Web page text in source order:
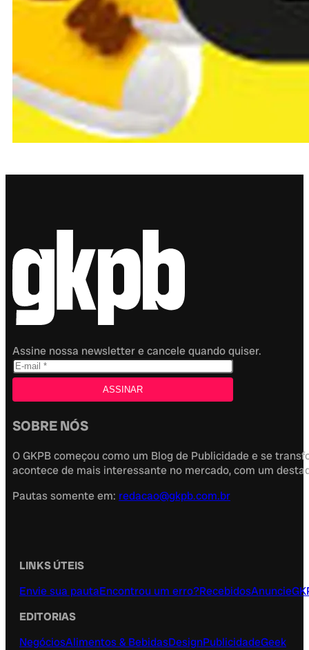
Assine nossa newsletter e cancele quando quiser.
SOBRE NÓS
O GKPB começou como um Blog de Publicidade e se
acontece de mais interessante no mercado, com um
Pautas somente em: redacao@gkpb.com.br
LINKS ÚTEIS
Envie sua pautaEncontrou um erro?RecebidosAnuncie
EDITORIAS
NegóciosAlimentos & BebidasDesignPublicidadeGeek